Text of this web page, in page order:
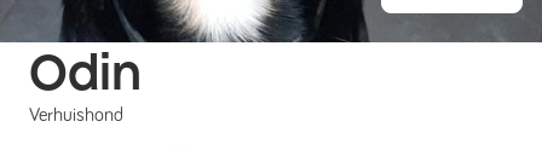
Odin
Verhuishond